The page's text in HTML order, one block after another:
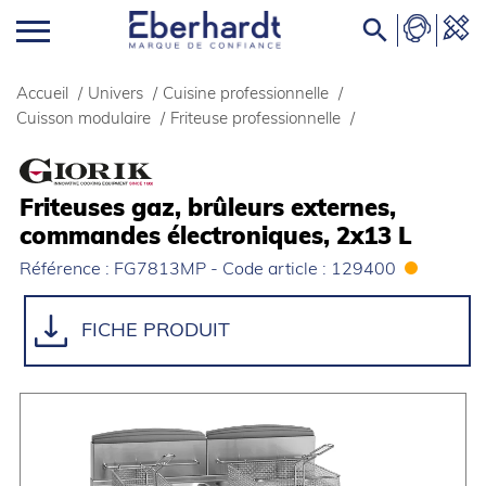

Accueil / Univers / Cuisine professionnelle /
Cuisson modulaire / Friteuse professionnelle /
Friteuses gaz, brûleurs externes,
commandes électroniques, 2x13 L
Référence : FG7813MP - Code article : 129400
FICHE PRODUIT